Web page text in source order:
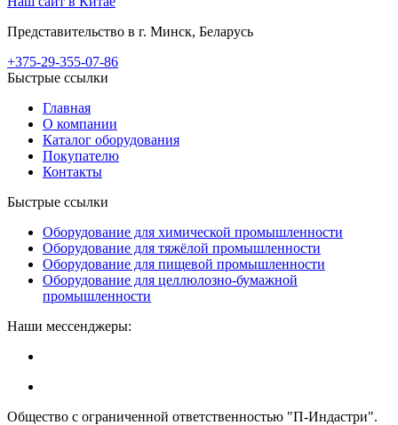
Представительство в г. Минск, Беларусь
+375-29-355-07-86
Быстрые ссылки
Главная
О компании
Каталог оборудования
Покупателю
Контакты
Быстрые ссылки
Оборудование для химической промышленности
Оборудование для тяжёлой промышленности
Оборудование для пищевой промышленности
Оборудование для целлюлозно-бумажной
промышленности
Наши мессенджеры:
Общество с ограниченной ответственностью "П-Индастри".